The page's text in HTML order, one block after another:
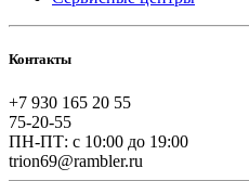
Контакты
+7 930 165 20 55
75-20-55
ПН-ПТ: с 10:00 до 19:00
trion69@rambler.ru